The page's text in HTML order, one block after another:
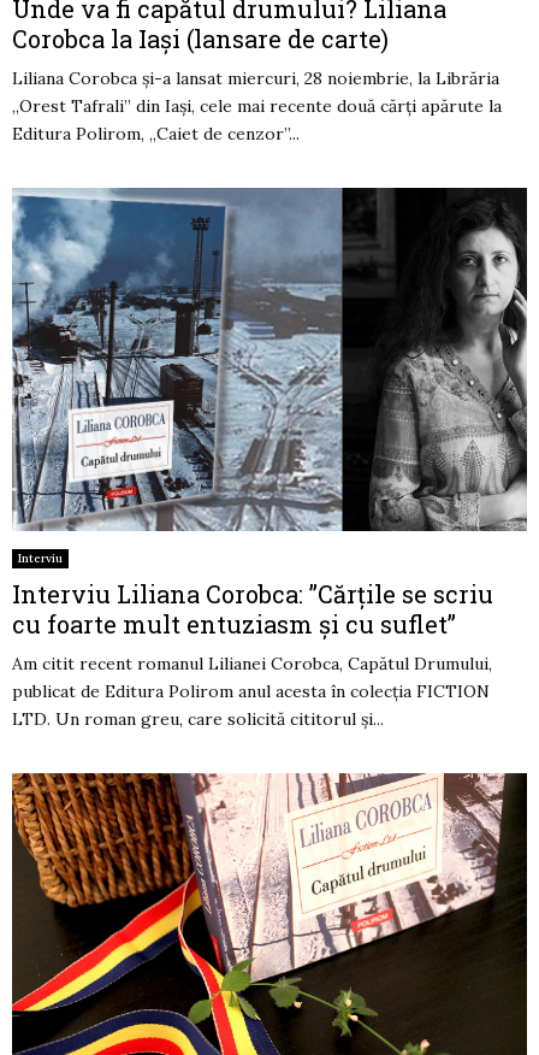
Unde va fi capătul drumului? Liliana
Corobca la Iași (lansare de carte)
Liliana Corobca și-a lansat miercuri, 28 noiembrie, la Librăria
„Orest Tafrali” din Iași, cele mai recente două cărți apărute la
Editura Polirom, „Caiet de cenzor”...
Interviu
Interviu Liliana Corobca: ”Cărțile se scriu
cu foarte mult entuziasm și cu suflet”
Am citit recent romanul Lilianei Corobca, Capătul Drumului,
publicat de Editura Polirom anul acesta în colecția FICTION
LTD. Un roman greu, care solicită cititorul și...